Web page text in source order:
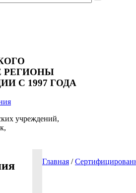
РЕГИОНЫ
С 1997 ГОДА
учреждений,
Главная /